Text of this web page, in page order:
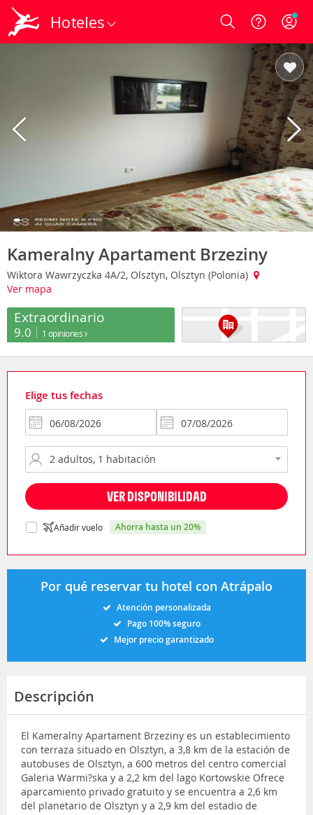
Hoteles Login
Kameralny Apartament Brzeziny
Wiktora Wawrzyczka 4A/2, Olsztyn, Olsztyn (Polonia)
Ver mapa
Extraordinario
9.0 1 opiniones
Elige tus fechas
VER DISPONIBILIDAD
Añadir vuelo ahorra hasta un 20%
Por qué reservar tu hotel con Atrápalo
Atención personalizada
Pago 100% seguro
Mejor precio garantizado
Descripción
El Kameralny Apartament Brzeziny es un establecimiento
con terraza situado en Olsztyn, a 3,8 km de la estación de
autobuses de Olsztyn, a 600 metros del centro comercial
Galeria Warmi?ska y a 2,2 km del lago Kortowskie Ofrece
aparcamiento privado gratuito y se encuentra a 2,6 km
del planetario de Olsztyn y a 2,9 km del estadio de